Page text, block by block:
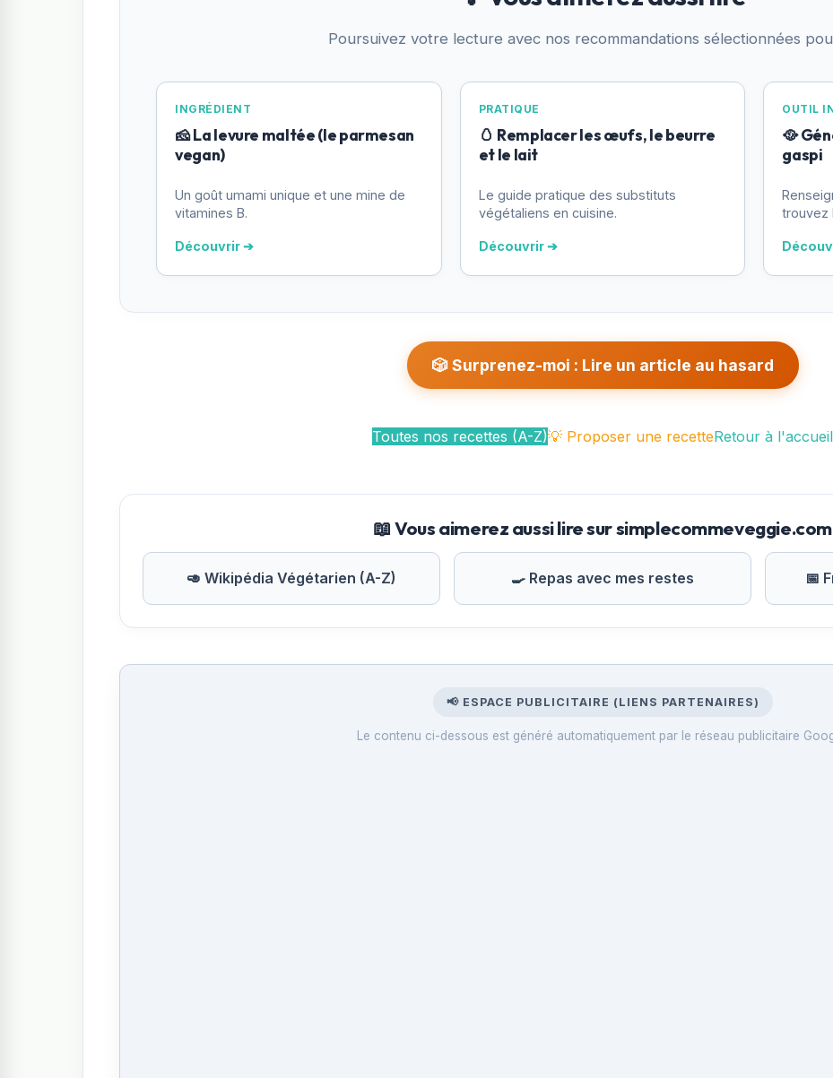
Poursuivez votre lecture avec nos recommandations sélectionnées
INGRÉDIENT
🧀 La levure maltée (le parmesan
vegan)
Un goût umami unique et une mine de
vitamines B.
Découvrir ➔
PRATIQUE
🥚 Remplacer les œufs, le beurre
et le lait
Le guide pratique des substituts
végétaliens en cuisine.
Découvrir ➔
OUTIL
🥘
gaspi
trouvez
🎲 Surprenez-moi : Lire un article au hasard
Toutes nos recettes (A-Z)💡 Proposer une recetteRetour à l'accueil
📖 Vous aimerez aussi lire sur simplecommeveggie.com
🥑 Wikipédia Végétarien (A-Z) 🍳 Repas avec mes restes 📅
📢 ESPACE PUBLICITAIRE (LIENS PARTENAIRES)
Le contenu ci-dessous est généré automatiquement par le réseau publicitaire